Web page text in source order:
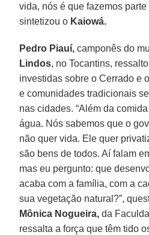
vida, nós é que fazemos parte
sintetizou o Kaiowá.
Pedro Piauí, camponês do
Lindos, no Tocantins,
investidas sobre o Cerrado e
e comunidades tradicionais
nas cidades. “Além da
água. Nós sabemos que o
não quer vida. Ele quer
são bens de todos. Aí falam
mas eu pergunto: que
acaba com a família, com a
sua vegetação natural?”,
Mônica Nogueira, da
ressalta a força que têm tido